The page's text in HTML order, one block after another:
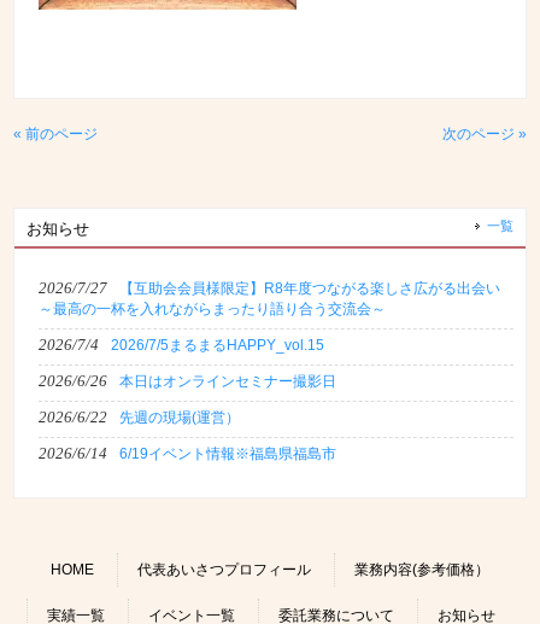
« 前のページ 次のページ »
お知らせ 一覧
2026/7/27
【互助会会員様限定】R8年度つながる楽しさ広がる出会い
～最高の一杯を入れながらまったり語り合う交流会～
2026/7/4 2026/7/5まるまるHAPPY_vol.15
2026/6/26 本日はオンラインセミナー撮影日
2026/6/22 先週の現場(運営）
2026/6/14 6/19イベント情報※福島県福島市
HOME 代表あいさつプロフィール 業務内容(参考価格）
実績一覧 イベント一覧 委託業務について お知らせ